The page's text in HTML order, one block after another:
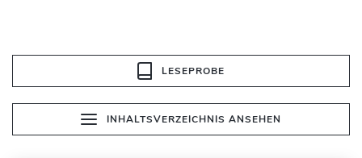
LESEPROBE
INHALTSVERZEICHNIS ANSEHEN